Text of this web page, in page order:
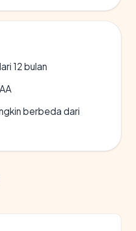
12 bulan
berbeda dari